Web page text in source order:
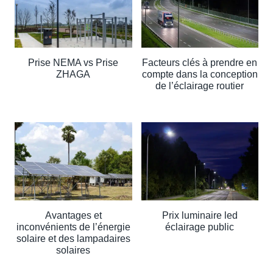
Prise NEMA vs Prise
ZHAGA
Facteurs clés à prendre en
compte dans la conception
de l’éclairage routier
Avantages et
inconvénients de l’énergie
solaire et des lampadaires
solaires
Prix luminaire led
éclairage public